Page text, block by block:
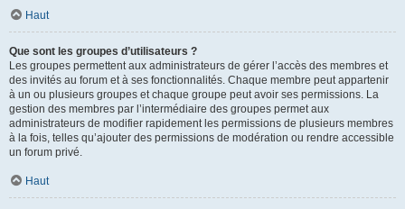
Haut
Que sont les groupes d’utilisateurs ?
Les groupes permettent aux administrateurs de gérer l’accès des membres et
des invités au forum et à ses fonctionnalités. Chaque membre peut appartenir
à un ou plusieurs groupes et chaque groupe peut avoir ses permissions. La
gestion des membres par l’intermédiaire des groupes permet aux
administrateurs de modifier rapidement les permissions de plusieurs membres
à la fois, telles qu’ajouter des permissions de modération ou rendre accessible
un forum privé.
Haut